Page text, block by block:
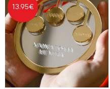
13.95€